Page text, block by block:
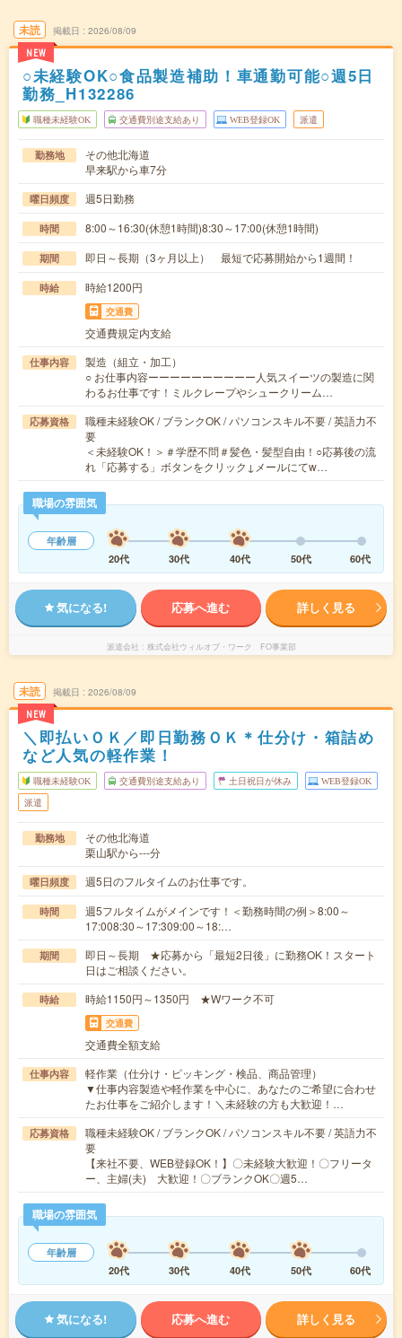
未読
NEW
掲載日 2026/08/09
○未経験OK○食品製造補助！車通勤可能○週5日
勤務_H132286
職種未経験OK 交通費別途支給あり WEB登録OK 派遣
勤務地
その他北海道
早来駅から車7分
曜日頻度 週5日勤務
時間 8:00～16:30(休憩1時間)8:30～17:00(休憩1時間)
期間 即日～長期（3ヶ月以上） 最短で応募開始から1週間！
時給 時給1200円
交通費
交通費規定内支給
仕事内容
製造（組立・加工）
○ お仕事内容ーーーーーーーーーー人気スイーツの製造に関
わるお仕事です！ミルクレープやシュークリーム…
応募資格
職種未経験OK / ブランクOK / パソコンスキル不要 / 英語力不
要
＜未経験OK！＞＃学歴不問＃髪色・髪型自由！○応募後の流
れ「応募する」ボタンをクリック↓メールにてw…
職場の雰囲気
年齢層
20代
30代 40代 50代 60代
気になる! 応募へ進む 詳しく見る
派遣会社 株式会社ウィルオブ・ワーク FO事業部
未読
NEW
掲載日 2026/08/09
＼即払いＯＫ／即日勤務ＯＫ＊仕分け・箱詰め
など人気の軽作業！
職種未経験OK 交通費別途支給あり 土日祝日が休み WEB登録OK
派遣
勤務地
その他北海道
栗山駅から---分
曜日頻度 週5日のフルタイムのお仕事です。
時間
週5フルタイムがメインです！＜勤務時間の例＞8:00～
17:008:30～17:309:00～18:…
期間
即日～長期 ★応募から「最短2日後」に勤務OK！スタート
日はご相談ください。
時給 時給1150円～1350円 ★Wワーク不可
交通費
交通費全額支給
仕事内容
軽作業（仕分け・ピッキング・検品、商品管理）
▼仕事内容製造や軽作業を中心に、あなたのご希望に合わせ
たお仕事をご紹介します！＼未経験の方も大歓迎！…
応募資格
職種未経験OK / ブランクOK / パソコンスキル不要 / 英語力不
要
【来社不要、WEB登録OK！】〇未経験大歓迎！〇フリータ
ー、主婦(夫) 大歓迎！〇ブランクOK〇週5…
職場の雰囲気
年齢層
20代
30代 40代 50代 60代
気になる! 応募へ進む 詳しく見る